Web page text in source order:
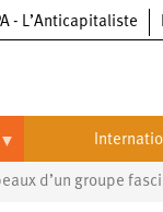
- L’Anticapitaliste
International
d’un groupe